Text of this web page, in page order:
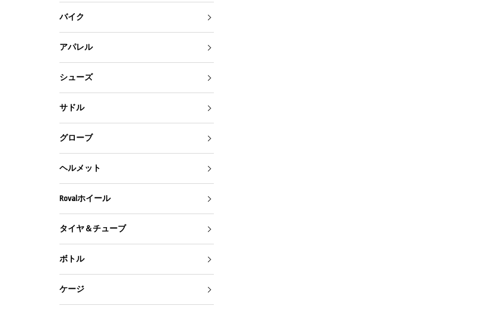
バイク
アパレル
シューズ
サドル
グローブ
ヘルメット
Rovalホイール
タイヤ＆チューブ
ボトル
ケージ